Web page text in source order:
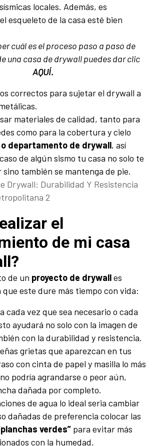
locales. Además, es
esqueleto de la casa esté bien
cuál es el proceso paso a paso de
una casa de drywall puedes dar clic
AQUÍ.
correctos para sujetar el drywall a
materiales de calidad, tanto para
como para la cobertura y cielo
departamento de drywall, así
de algún sismo tu casa no solo te
también se mantenga de pie.
el
de mi casa
de un proyecto de drywalles
este dure más tiempo con vida:
cada vez que sea necesario o cada
ayudará no solo con la imagen de
con la durabilidad y resistencia.
grietas que aparezcan en tus
con cinta de papel y masilla lo más
podría agrandarse o peor aún,
dañada por completo.
de agua lo ideal seria cambiar
dañadas de preferencia colocar las
verdes” para evitar más
con la humedad.